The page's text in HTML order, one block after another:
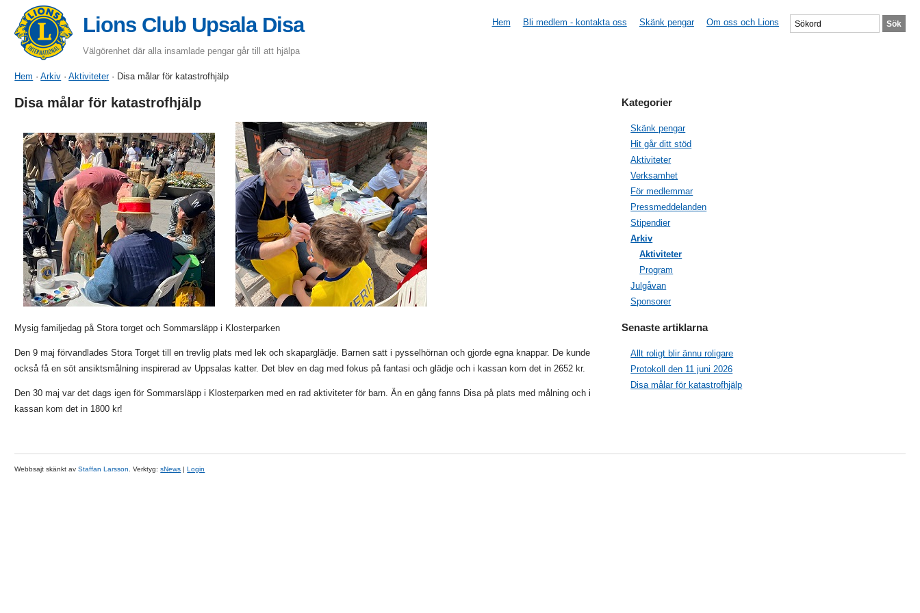
Hem Bli medlem - kontakta oss Skänk pengar Om oss och Lions
Lions Club Upsala Disa
Välgörenhet där alla insamlade pengar går till att hjälpa
Hem ·Arkiv ·Aktiviteter· Disa målar för katastrofhjälp
Disa målar för katastrofhjälp
Mysig familjedag på Stora torget och Sommarsläpp i Klosterparken
Den 9 maj förvandlades Stora Torget till en trevlig plats med lek och skaparglädje. Barnen satt i pysselhörnan och gjorde egna knappar. De kunde
också få en söt ansiktsmålning inspirerad av Uppsalas katter. Det blev en dag med fokus på fantasi och glädje och i kassan kom det in 2652 kr.
Den 30 maj var det dags igen för Sommarsläpp i Klosterparken med en rad aktiviteter för barn. Än en gång fanns Disa på plats med målning och i
kassan kom det in 1800 kr!
Kategorier
Skänk pengar
Hit går ditt stöd
Aktiviteter
Verksamhet
För medlemmar
Pressmeddelanden
Stipendier
Arkiv
Aktiviteter
Program
Julgåvan
Sponsorer
Senaste artiklarna
Allt roligt blir ännu roligare
Protokoll den 11 juni 2026
Disa målar för katastrofhjälp
Webbsajt skänkt avStaffan Larsson. Verktyg:sNews |Login